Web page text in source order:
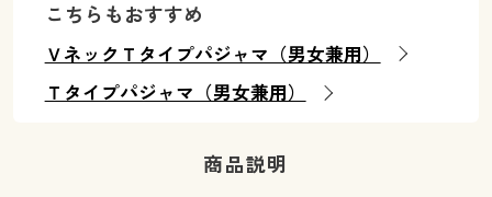
こちらもおすすめ
ＶネックＴタイプパジャマ（男女兼用）
Ｔタイプパジャマ（男女兼用）
商品説明